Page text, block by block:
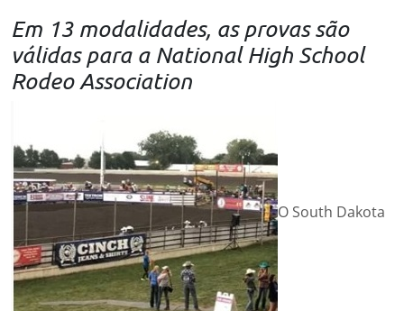
Em 13 modalidades, as provas são
válidas para a National High School
Rodeo Association
O South Dakota